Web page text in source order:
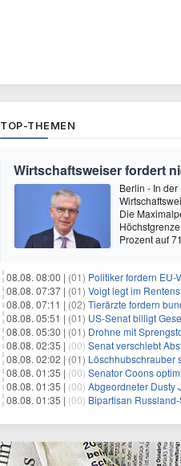
TOP-THEMEN
Wirtschaftsweiser fordert
Berlin - In
Die
Prozent auf
08.08. 08:00 | (01) Politiker fordern EU-
08.08. 07:37 | (01) Voigt legt im
08.08. 07:11 | (02) Tierärzte fordern
08.08. 05:51 | (01) US-Senat billigt
08.08. 05:30 | (01) Drohne mit
08.08. 02:35 | (00) Senat verschiebt
08.08. 02:02 | (01) Löschhubschrauber
08.08. 01:35 | (00) Senator Coons
08.08. 01:35 | (00) Abgeordneter Dusty
08.08. 01:35 | (00) Bipartisan